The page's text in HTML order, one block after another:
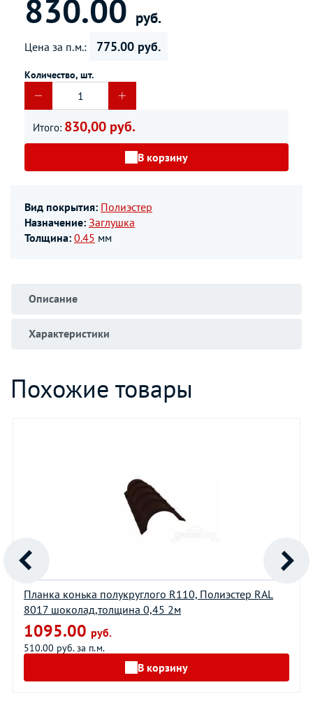
830.00 руб.
Цена за п.м.: 775.00 руб.
Количество, шт.
Итого: 830,00 руб.
В корзину
Вид покрытия: Полиэстер
Назначение: Заглушка
Толщина: 0.45 мм
Описание
Характеристики
Похожие товары
Планка конька полукруглого R110, Полиэстер RAL
8017 шоколад,толщина 0,45 2м
1095.00 руб.
510.00 руб. за п.м.
В корзину